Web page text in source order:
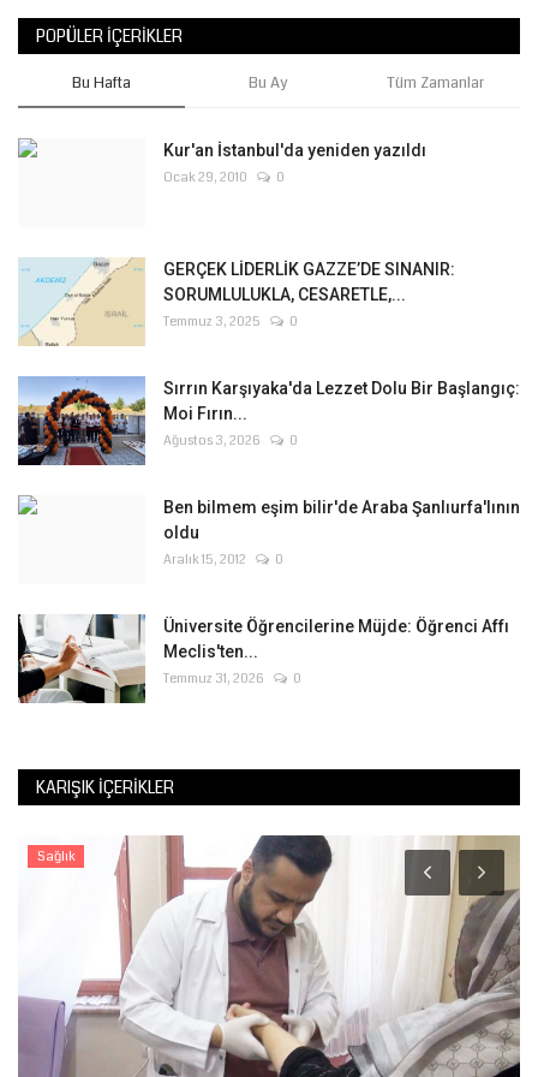
POPÜLER İÇERIKLER
Bu Hafta Bu Ay Tüm Zamanlar
Kur'an İstanbul'da yeniden yazıldı
Ocak 29, 2010 0
GERÇEK LİDERLİK GAZZE’DE SINANIR:
SORUMLULUKLA, CESARETLE,...
Temmuz 3, 2025 0
Sırrın Karşıyaka'da Lezzet Dolu Bir Başlangıç:
Moi Fırın...
Ağustos 3, 2026 0
Ben bilmem eşim bilir'de Araba Şanlıurfa'lının
oldu
Aralık 15, 2012 0
Üniversite Öğrencilerine Müjde: Öğrenci Affı
Meclis'ten...
Temmuz 31, 2026 0
KARIŞIK İÇERIKLER
Sağlık